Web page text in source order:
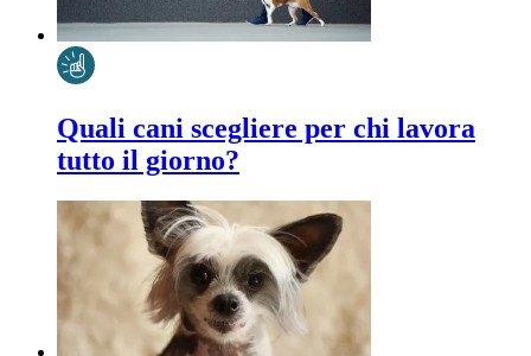
Quali cani scegliere per chi lavora
tutto il giorno?